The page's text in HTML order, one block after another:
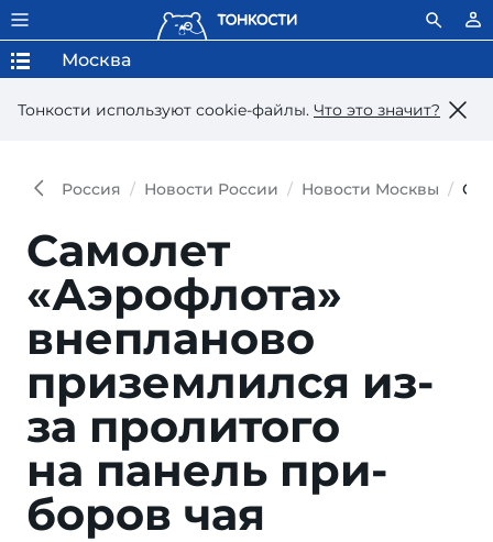
Тонкости используют сookie-файлы. Что это значит?
Москва
Россия Новости России Новости Москвы
Самолет
«Аэрофлота»
внепланово
приземлил­ся из-
за пролито­го
на панель при­
боров чая